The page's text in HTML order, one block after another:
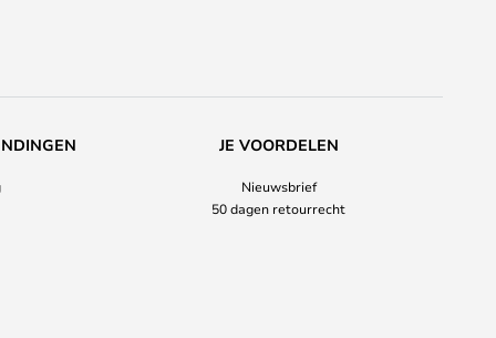
JE VOORDELEN
Nieuwsbrief
50 dagen retourrecht